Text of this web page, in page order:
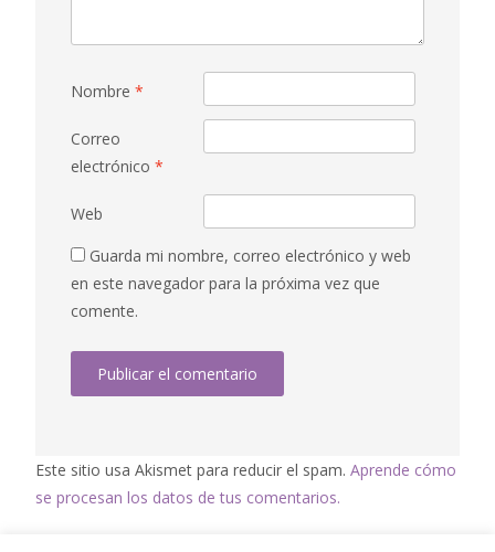
Nombre *
Correo
electrónico *
Web
Guarda mi nombre, correo electrónico y web
en este navegador para la próxima vez que
comente.
Este sitio usa Akismet para reducir el spam. Aprende cómo
se procesan los datos de tus comentarios.